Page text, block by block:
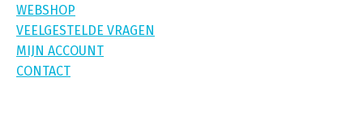
WEBSHOP
VEELGESTELDE VRAGEN
MIJN ACCOUNT
CONTACT